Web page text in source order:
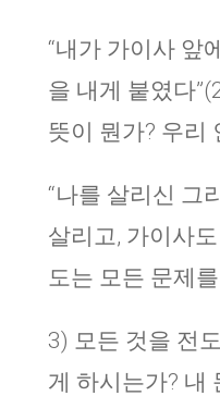
“내가 가이사 앞
을 내게 붙였다
뜻이 뭔가? 우리
“나를 살리신 그
살리고, 가이사
도는 모든 문제
3) 모든 것을 전
게 하시는가? 내